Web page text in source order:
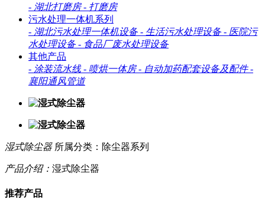
- 湖北打磨房 - 打磨房
污水处理一体机系列
- 湖北污水处理一体机设备 - 生活污水处理设备 - 医院污
水处理设备 - 食品厂废水处理设备
其他产品
- 涂装流水线 - 喷烘一体房 - 自动加药配套设备及配件 -
襄阳通风管道
湿式除尘器 所属分类：除尘器系列
产品介绍： 湿式除尘器
推荐产品